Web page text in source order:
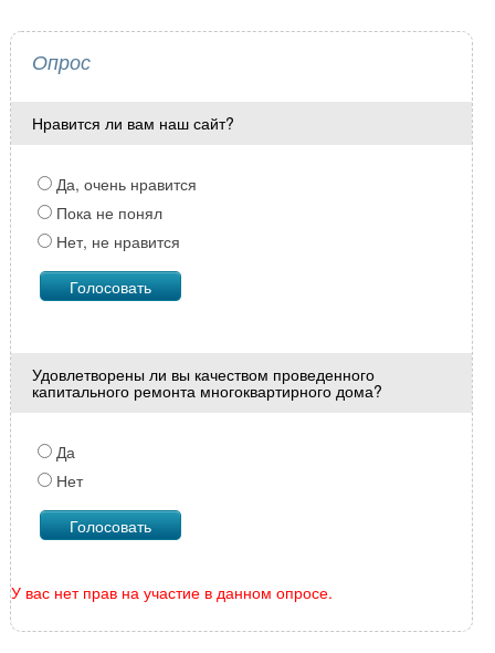
Опрос
Нравится ли вам наш сайт?
Да, очень нравится
Пока не понял
Нет, не нравится
Удовлетворены ли вы качеством проведенного
капитального ремонта многоквартирного дома?
Да
Нет
У вас нет прав на участие в данном опросе.